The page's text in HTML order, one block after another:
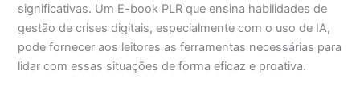
significativas. Um E-book PLR que ensina habilidades de
gestão de crises digitais, especialmente com o uso de IA,
pode fornecer aos leitores as ferramentas necessárias para
lidar com essas situações de forma eficaz e proativa.